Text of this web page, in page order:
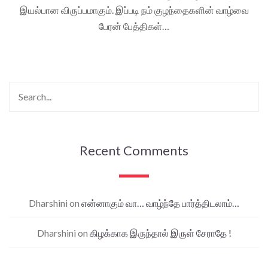
இயல்பான விருப்பமாகும். இப்படி நம் குழந்தைகளின் வாழ்வை
பேரன் பேத்திகள்…
Recent Comments
Dharshini on என்னாகும் வா… வாழ்ந்தே பார்த்திடலாம்…
Dharshini on கிழக்காக இருந்தால் இருள் சேராதே !